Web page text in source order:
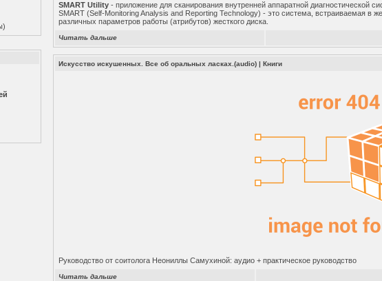
SMART Utility- приложение для сканирования внутренней аппаратной диагностической
SMART (Self-Monitoring Analysis and Reporting Technology) - это система, встраиваемая в
различных параметров работы (атрибутов) жесткого диска.
Читать дальше
Искусство искушенных. Все об оральных ласках.(audio) |Книги
Руководство от соитолога Неониллы Самухиной: аудио + практическое руководство
Читать дальше